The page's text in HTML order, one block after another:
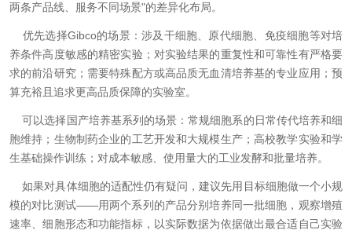
两条产品线、服务不同场景"的差异化布局。
优先选择Gibco的场景：涉及干细胞、原代细胞、免疫细胞等对培
养条件高度敏感的精密实验；对实验结果的重复性和可靠性有严格要
求的前沿研究；需要特殊配方或高品质无血清培养基的专业应用；预
算充裕且追求更高品质保障的实验室。
可以选择国产培养基系列的场景：常规细胞系的日常传代培养和细
胞维持；生物制药企业的工艺开发和大规模生产；高校教学实验和学
生基础操作训练；对成本敏感、使用量大的工业发酵和批量培养。
如果对具体细胞的适配性仍有疑问，建议先用目标细胞做一个小规
模的对比测试——用两个系列的产品分别培养同一批细胞，观察增殖
速率、细胞形态和功能指标，以实际数据为依据做出最合适自己实验